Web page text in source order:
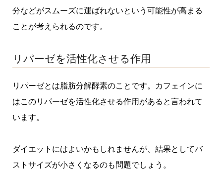
分などがスムーズに運ばれないという可能性が高まる
ことが考えられるのです。
リパーゼを活性化させる作用
リパーゼとは脂肪分解酵素のことです。カフェインに
はこのリパーゼを活性化させる作用があると言われて
います。
ダイエットにはよいかもしれませんが、結果としてバ
ストサイズが小さくなるのも問題でしょう。